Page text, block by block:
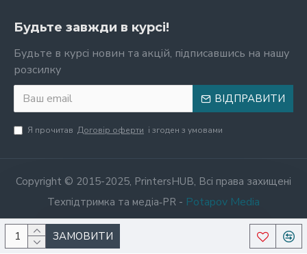
ЗАМОВИТИ
Будьте завжди в курсі!
Будьте в курсі новин та акцій, підписавшись на нашу
розсилку
ВІДПРАВИТИ
Я прочитав Договір оферти і згоден з умовами
Copyright © 2015-2025, PrintersHUB, Всі права захищені
Техпідтримка та медіа‑PR - Potapov Media